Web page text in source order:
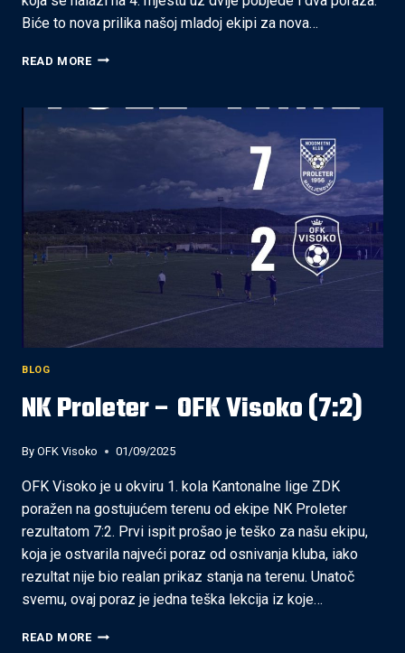
Biće to nova prilika našoj mladoj ekipi za nova…
READ MORENK
OFK
VISOKO
BLOG
NK Proleter – OFK Visoko (7:2)
By OFK Visoko 01/09/2025
OFK Visoko je u okviru 1. kola Kantonalne lige ZDK
poražen na gostujućem terenu od ekipe NK Proleter
rezultatom 7:2. Prvi ispit prošao je teško za našu ekipu,
koja je ostvarila najveći poraz od osnivanja kluba, iako
rezultat nije bio realan prikaz stanja na terenu. Unatoč
svemu, ovaj poraz je jedna teška lekcija iz koje…
READ MORENK